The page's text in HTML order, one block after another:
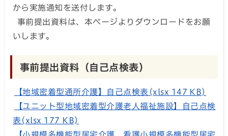
から実施通知を送付します。
事前提出資料は、本ページよりダウンロードをお願
いします。
事前提出資料（自己点検表）
【地域密着型通所介護】自己点検表(xlsx 147 KB)
【ユニット型地域密着型介護老人福祉施設】自己点検
表(xlsx 177 KB)